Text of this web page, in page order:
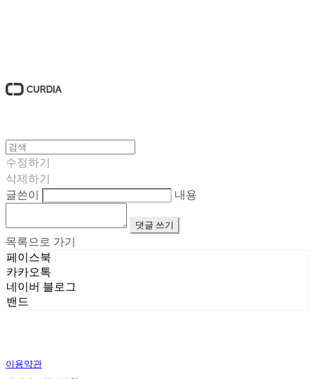
수정하기
삭제하기
글쓴이
내용
댓글 쓰기
목록으로 가기
페이스북
카카오톡
네이버 블로그
밴드
이용약관